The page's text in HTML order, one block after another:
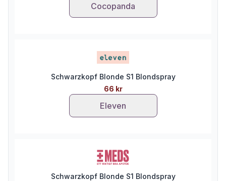
Cocopanda
Schwarzkopf Blonde S1 Blondspray
66 kr
Eleven
Schwarzkopf Blonde S1 Blondspray